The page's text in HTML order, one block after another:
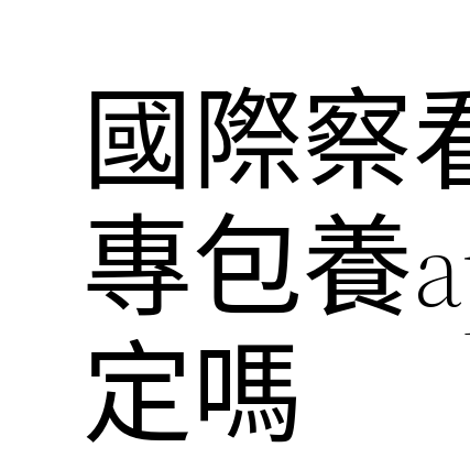
國際察
專包養
定嗎